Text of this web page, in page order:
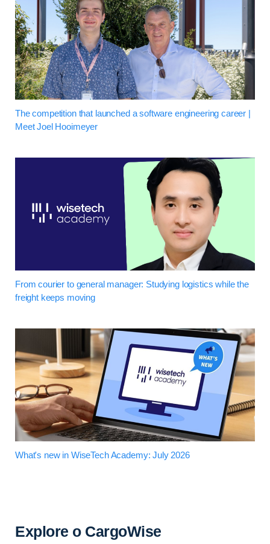
The competition that launched a software engineering career |
Meet Joel Hooimeyer
From courier to general manager: Studying logistics while the
freight keeps moving
What's new in WiseTech Academy: July 2026
Explore o CargoWise